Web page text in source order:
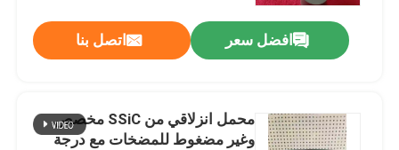
معلومات عنا
رقابة جودة
افضل سعر اتصل بنا
محمل انزلاقي من SSiC مخصص
وغير مضغوط للمضخات مع درجة